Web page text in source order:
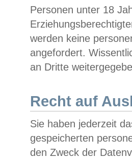
Personen unter 18
werden keine
angefordert.
an Dritte
Recht auf
Sie haben jederzeit
gespeicherten
den Zweck der